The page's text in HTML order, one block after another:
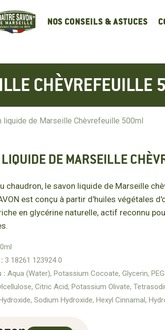
NOS CONSEILS & ASTUCES
CHÈVREFEUILLE
liquide de Marseille Chèvrefeuille 500ml
DE MARSEILLE
chaudron, le savon liquide de Marseille
est conçu à partir d'huiles végétales
en glycérine naturelle, actif reconnu
:3 18261 123924 0
:Aqua (Water), Potassium Cocoate, Glycerin,
Citric Acid, Potassium Olivate,
Sodium Hydroxide, Hexyl Cinnamal,